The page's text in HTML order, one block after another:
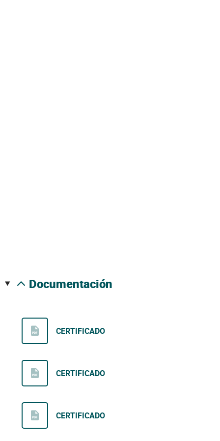
documentación
CERTIFICADO
CERTIFICADO
CERTIFICADO